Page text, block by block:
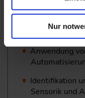
Nur
HART-
Beispiele von
Anwendung
Identifikation
Sensorik und